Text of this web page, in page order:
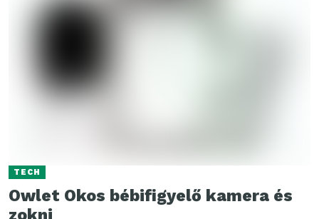
TECH
Owlet Okos bébifigyelő kamera és